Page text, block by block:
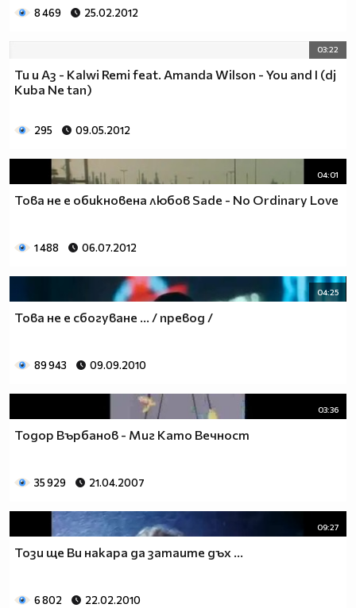
8 469 25.02.2012
03:22
Ти и Аз - Kalwi Remi feat. Amanda Wilson - You and I (dj
Kuba Ne tan)
295 09.05.2012
04:01
Това не е обикновена любов Sade - No Ordinary Love
1 488 06.07.2012
04:25
Това не е сбогуване ... / превод /
89 943 09.09.2010
03:36
Тодор Върбанов - Миг Като Вечност
35 929 21.04.2007
09:27
Този ще Ви накара да затаите дъх ...
6 802 22.02.2010